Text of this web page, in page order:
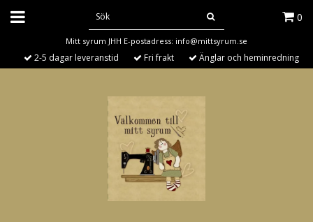
0
Mitt syrum JHH E-postadress: info@mittsyrum.se
2-5 dagar leveranstid Fri frakt Änglar och heminredning